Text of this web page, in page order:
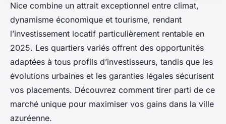
Nice combine un attrait exceptionnel entre climat,
dynamisme économique et tourisme, rendant
l’investissement locatif particulièrement rentable en
2025. Les quartiers variés offrent des opportunités
adaptées à tous profils d’investisseurs, tandis que les
évolutions urbaines et les garanties légales sécurisent
vos placements. Découvrez comment tirer parti de ce
marché unique pour maximiser vos gains dans la ville
azuréenne.